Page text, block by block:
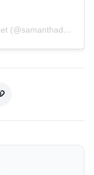
Un post condiviso da Samantha de Grenet (@samanthadegrenet)